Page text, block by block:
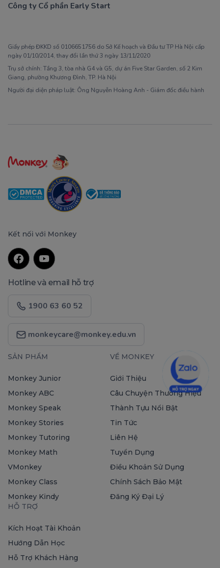
Công ty Cổ phần Early Start
Giấy phép ĐKKD số 0106651756 do Sở Kế hoạch và Đầu tư TP Hà Nội cấp
ngày 01/10/2014, thay đổi lần thứ 3 ngày 13/11/2020
Trụ sở chính: Tầng 3, tòa nhà G4 và G5, dự án Five Star Garden, số 2 Kim
Giang, phường Khương Đình, TP. Hà Nội
Người đại diện pháp luật: Ông Nguyễn Hoàng Anh - Giám đốc điều hành
Kết nối với Monkey
Hotline và email hỗ trợ
1900 63 60 52
monkeycare@monkey.edu.vn
SẢN PHẨM
Monkey Junior
Monkey ABC
Monkey Speak
Monkey Stories
Monkey Tutoring
Monkey Math
VMonkey
Monkey Class
Monkey Kindy
VỀ MONKEY
Giới Thiệu
Câu Chuyện Thương Hiệu
Thành Tựu Nổi Bật
Tin Tức
Liên Hệ
Tuyển Dụng
Điều Khoản Sử Dụng
Chính Sách Bảo Mật
Đăng Ký Đại Lý
HỖ TRỢ
Kích Hoạt Tài Khoản
Hướng Dẫn Học
Hỗ Trợ Khách Hàng